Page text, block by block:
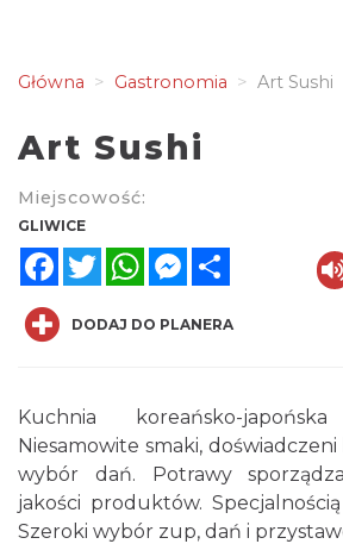
Główna Gastronomia Art Sushi
Art Sushi
Miejscowość:
GLIWICE
FacebookTwitterWhatsAppMessenger
DODAJ DO PLANERA
Kuchnia koreańsko-
Niesamowite smaki,
wybór dań. Potrawy
jakości produktów.
Szeroki wybór zup, dań i